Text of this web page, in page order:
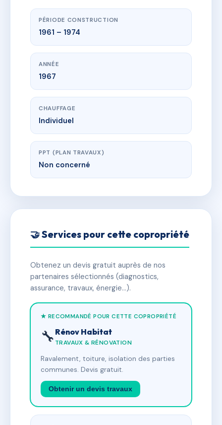
PÉRIODE CONSTRUCTION
1961 – 1974
ANNÉE
1967
CHAUFFAGE
Individuel
PPT (PLAN TRAVAUX)
Non concerné
🤝 Services pour cette copropriété
Obtenez un devis gratuit auprès de nos
partenaires sélectionnés (diagnostics,
assurance, travaux, énergie…).
★ RECOMMANDÉ POUR CETTE COPROPRIÉTÉ
🔧 Rénov Habitat
TRAVAUX & RÉNOVATION
Ravalement, toiture, isolation des parties
communes. Devis gratuit.
Obtenir un devis travaux